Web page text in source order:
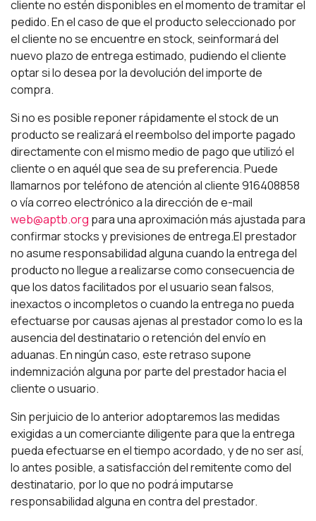
cliente no estén disponibles en el momento de tramitar el
pedido. En el caso de que el producto seleccionado por
el cliente no se encuentre en stock, seinformará del
nuevo plazo de entrega estimado, pudiendo el cliente
optar si lo desea por la devolución del importe de
compra.
Si no es posible reponer rápidamente el stock de un
producto se realizará el reembolso del importe pagado
directamente con el mismo medio de pago que utilizó el
cliente o en aquél que sea de su preferencia. Puede
llamarnos por teléfono de atención al cliente 916408858
o vía correo electrónico a la dirección de e-mail
web@aptb.org para una aproximación más ajustada para
confirmar stocks y previsiones de entrega.El prestador
no asume responsabilidad alguna cuando la entrega del
producto no llegue a realizarse como consecuencia de
que los datos facilitados por el usuario sean falsos,
inexactos o incompletos o cuando la entrega no pueda
efectuarse por causas ajenas al prestador como lo es la
ausencia del destinatario o retención del envío en
aduanas. En ningún caso, este retraso supone
indemnización alguna por parte del prestador hacia el
cliente o usuario.
Sin perjuicio de lo anterior adoptaremos las medidas
exigidas a un comerciante diligente para que la entrega
pueda efectuarse en el tiempo acordado, y de no ser así,
lo antes posible, a satisfacción del remitente como del
destinatario, por lo que no podrá imputarse
responsabilidad alguna en contra del prestador.